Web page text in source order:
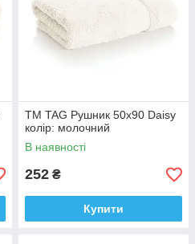
ТМ TAG Рушник 50х90 Daisy
колір: молочний
В наявності
252 ₴
Купити